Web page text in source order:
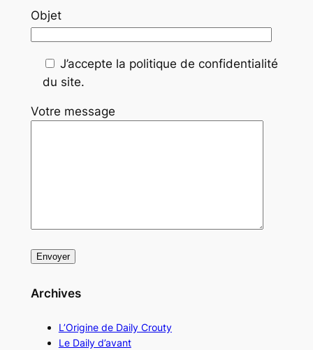
Objet
J’accepte la politique de confidentialité
du site.
Votre message
Archives
L’Origine de Daily Crouty
Le Daily d’avant